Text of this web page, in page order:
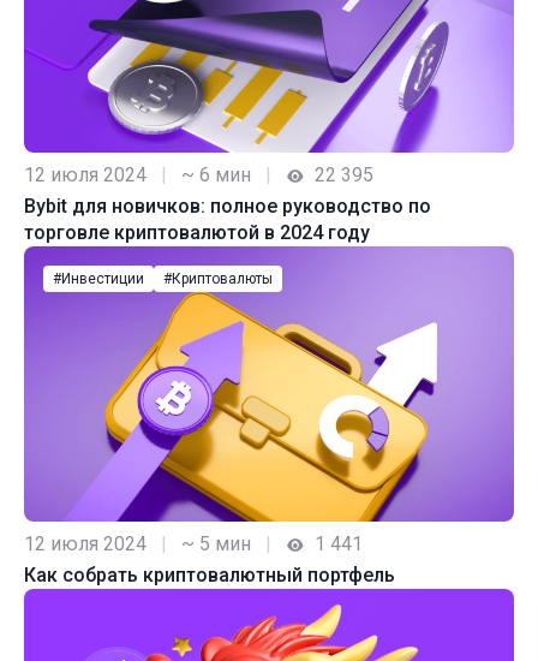
12 июля 2024 | ~ 6 мин |
22 395
Bybit для новичков: полное руководство по
торговле криптовалютой в 2024 году
#Инвестиции #Криптовалюты
12 июля 2024 ~ 5 мин
1 441
Как собрать криптовалютный портфель